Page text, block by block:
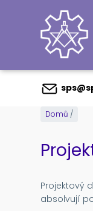
hlavnímu
Domů /
Projektový
absolvují